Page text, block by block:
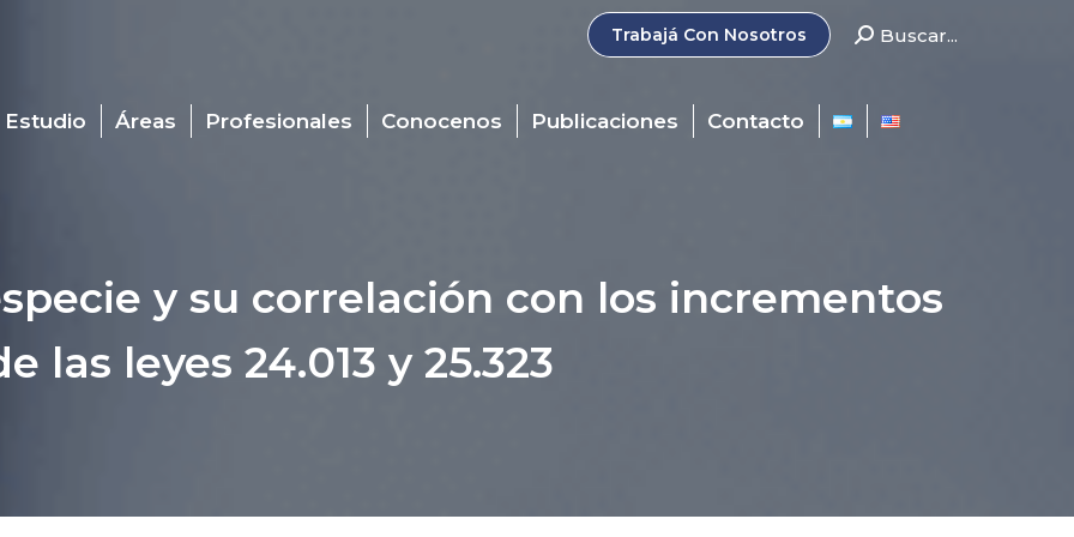
Trabajá Con Nosotros Search:
Buscar...
Estudio Áreas Profesionales Conocenos Publicaciones Contacto
y su correlación con los incrementos
las leyes 24.013 y 25.323